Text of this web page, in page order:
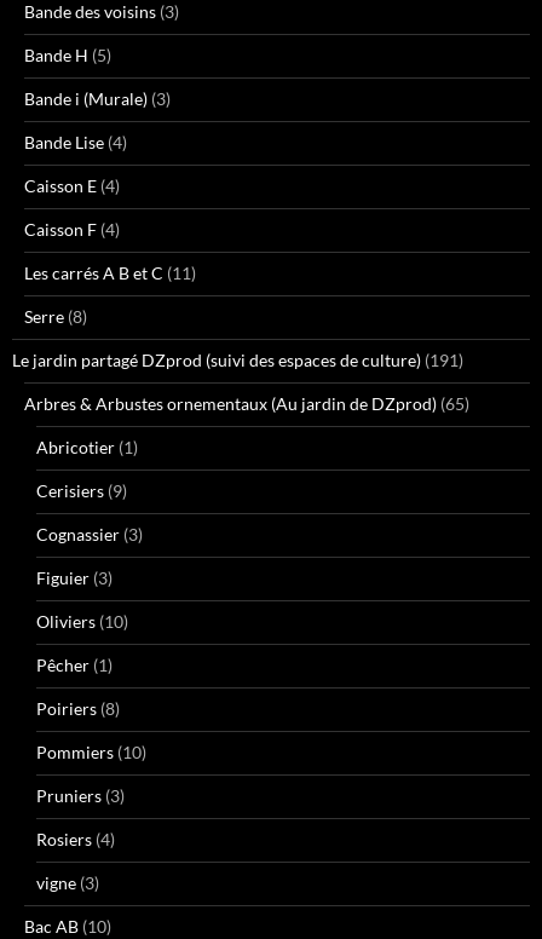
Bande des voisins (3)
Bande H (5)
Bande i (Murale) (3)
Bande Lise (4)
Caisson E (4)
Caisson F (4)
Les carrés A B et C (11)
Serre (8)
Le jardin partagé DZprod (suivi des espaces de culture) (191)
Arbres & Arbustes ornementaux (Au jardin de DZprod) (65)
Abricotier (1)
Cerisiers (9)
Cognassier (3)
Figuier (3)
Oliviers (10)
Pêcher (1)
Poiriers (8)
Pommiers (10)
Pruniers (3)
Rosiers (4)
vigne (3)
Bac AB (10)